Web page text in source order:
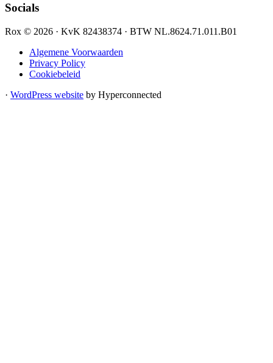
Socials
Rox © 2026 · KvK 82438374 · BTW NL.8624.71.011.B01
Algemene Voorwaarden
Privacy Policy
Cookiebeleid
· WordPress website by Hyperconnected